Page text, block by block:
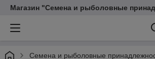
Магазин "Семена и рыболовные
Семена и рыболовные